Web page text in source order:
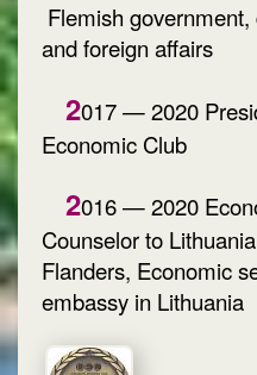
Flemish
and foreign affairs
2017 — 2020 President of Diplomatic
Economic Club
2016 — 2020
Counselor to
Flanders, Economic
embassy in Lithuania